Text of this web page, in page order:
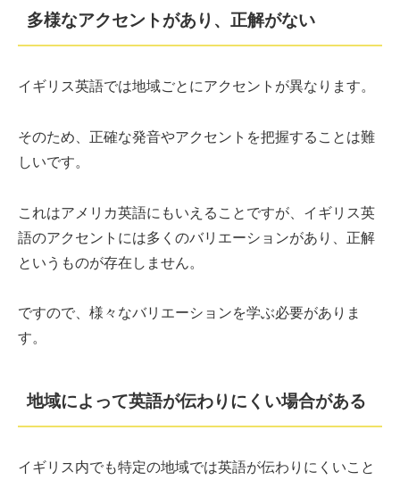
多様なアクセントがあり、正解がない
イギリス英語では地域ごとにアクセントが異なります。
そのため、正確な発音やアクセントを把握することは難
しいです。
これはアメリカ英語にもいえることですが、イギリス英
語のアクセントには多くのバリエーションがあり、正解
というものが存在しません。
ですので、様々なバリエーションを学ぶ必要がありま
す。
地域によって英語が伝わりにくい場合がある
イギリス内でも特定の地域では英語が伝わりにくいこと